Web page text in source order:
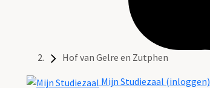
Hof van Gelre en Zutphen
Mijn Studiezaal (inloggen)